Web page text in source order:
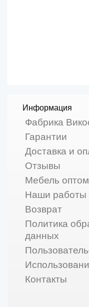
Информация
Фабрика
Гарантии
Доставка и
Отзывы
Мебель оптом
Наши работы
Возврат
Политика
данных
Контакты